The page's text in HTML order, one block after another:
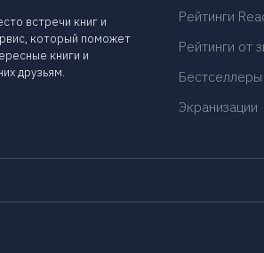
встречи книг и
который поможет
книги и
друзьям.
Рейтинги
Рейтинги от
Бестселлеры
Экранизации